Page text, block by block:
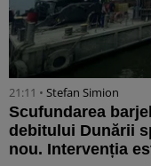
21:11 • Stefan Simion
Scufundarea
debitului Dunării
nou. Intervenția